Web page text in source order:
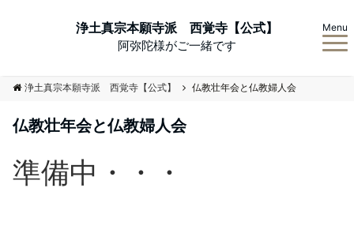
浄土真宗本願寺派 西覚寺【公式】
阿弥陀様がご一緒です
Menu
浄土真宗本願寺派 西覚寺【公式】 仏教壮年会と仏教婦人会
仏教壮年会と仏教婦人会
準備中・・・